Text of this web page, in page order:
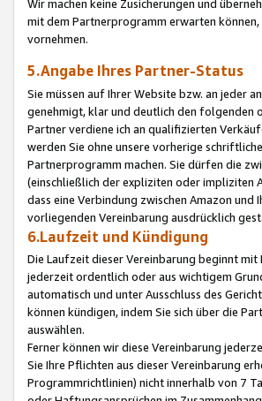
Wir machen keine Zusicherungen und
mit dem Partnerprogramm erwarten
vornehmen.
5.Angabe Ihres Partner-Status
Sie müssen auf Ihrer Website bzw. an jeder
genehmigt, klar und deutlich den folgenden
Partner verdiene ich an qualifizierten
werden Sie ohne unsere vorherige
Partnerprogramm machen. Sie dürfen die
(einschließlich der expliziten oder impliziten
dass eine Verbindung zwischen Amazon
vorliegenden Vereinbarung ausdrücklich
6.Laufzeit und Kündigung
Die Laufzeit dieser Vereinbarung beginnt
jederzeit ordentlich oder aus wichtigem
automatisch und unter Ausschluss des
können kündigen, indem Sie sich über die
auswählen.
Ferner können wir diese Vereinbarung
Sie Ihre Pflichten aus dieser Vereinbarung
Programmrichtlinien) nicht innerhalb von 7